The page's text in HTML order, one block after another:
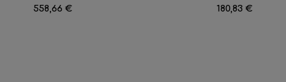
Precio
558,66 € Precio
180,83 €